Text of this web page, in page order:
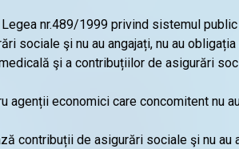
nr.489/1999 privind sistemul
sociale şi nu au angajați, nu au
şi a contribuțiilor de asigurări
economici care concomitent nu
contribuții de asigurări sociale şi nu au